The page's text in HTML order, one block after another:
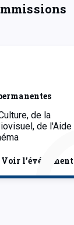
de la
de l'Aide
Voir l’événement